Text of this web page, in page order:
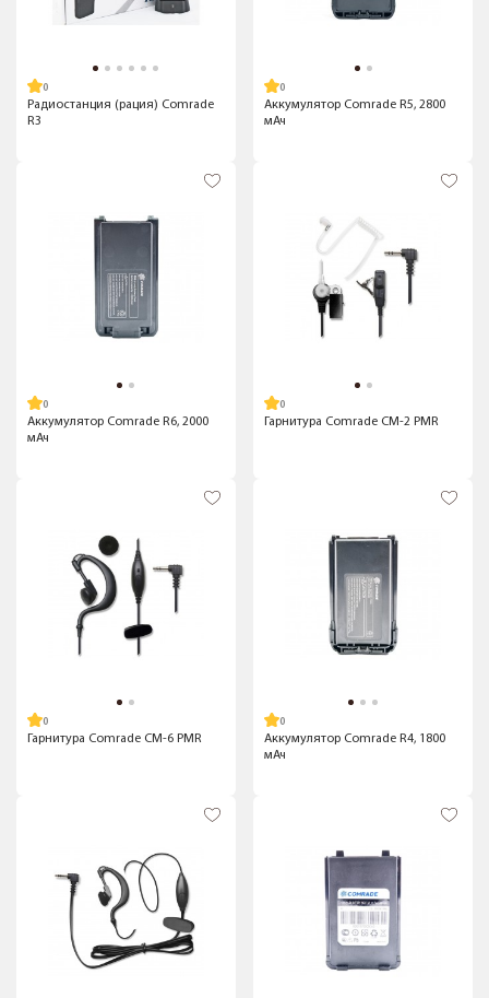
Радиостанция (рация) Comrade
R3
Аккумулятор Comrade R5, 2800
мАч
Аккумулятор Comrade R6, 2000
мАч
Гарнитура Comrade CM-2 PMR
Гарнитура Comrade CM-6 PMR
Аккумулятор Comrade R4, 1800
мАч